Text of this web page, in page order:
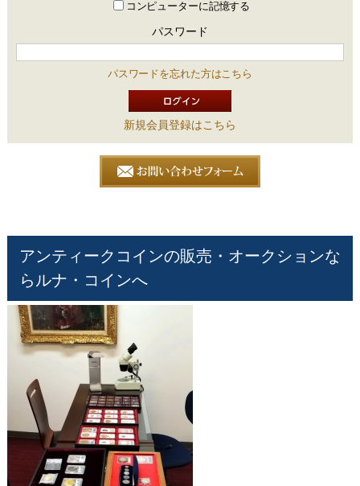
コンピューターに記憶する
パスワード
パスワードを忘れた方はこちら
新規会員登録はこちら
アンティークコインの販売・オークションな
らルナ・コインへ